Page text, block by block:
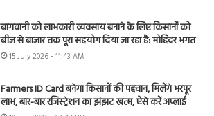
बागवानी को लाभकारी व्यवसाय बनाने के लिए किसानों को
बीज से बाजार तक पूरा सहयोग दिया जा रहा है: मोहिंदर भगत
15 July 2026 - 11:43 AM
Farmers ID Card बनेगा किसानों की पहचान, मिलेंगे भरपूर
लाभ, बार-बार रजिस्ट्रेशन का झंझट खत्म, ऐसे करें अप्लाई